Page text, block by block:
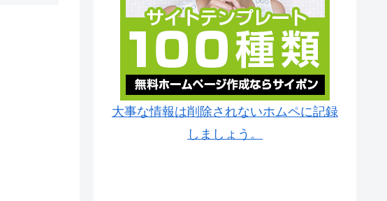
大事な情報は削除されないホムペに記録
しましょう。